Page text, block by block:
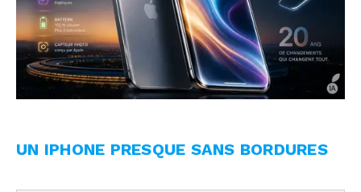
UN IPHONE PRESQUE SANS BORDURES